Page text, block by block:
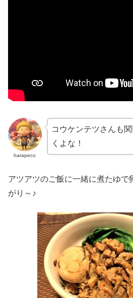
harapeco
コウケンテツさんも
くよな！
アツアツのご飯に一緒に煮たゆで
がり～♪